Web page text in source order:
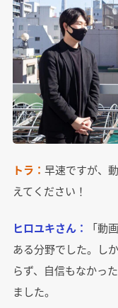
トラ： 早速ですが、
えてください！
ヒロユキさん：
「動
ある分野でした。し
らず、自信もなかっ
ました。